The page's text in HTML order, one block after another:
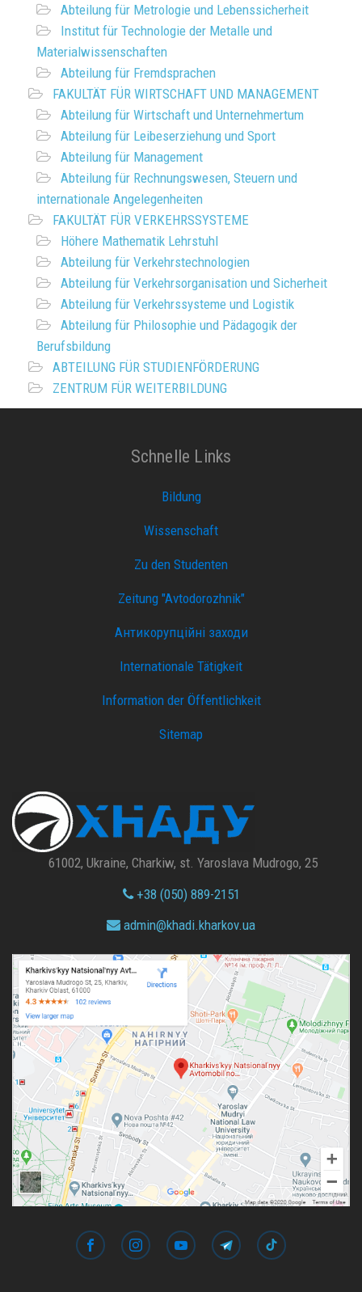
Abteilung für Metrologie und Lebenssicherheit
Institut für Technologie der Metalle und
Materialwissenschaften
Abteilung für Fremdsprachen
FAKULTÄT FÜR WIRTSCHAFT UND MANAGEMENT
Abteilung für Wirtschaft und Unternehmertum
Abteilung für Leibeserziehung und Sport
Abteilung für Management
Abteilung für Rechnungswesen, Steuern und
internationale Angelegenheiten
FAKULTÄT FÜR VERKEHRSSYSTEME
Höhere Mathematik Lehrstuhl
Abteilung für Verkehrstechnologien
Abteilung für Verkehrsorganisation und Sicherheit
Abteilung für Verkehrssysteme und Logistik
Abteilung für Philosophie und Pädagogik der
Berufsbildung
ABTEILUNG FÜR STUDIENFÖRDERUNG
ZENTRUM FÜR WEITERBILDUNG
Schnelle Links
Bildung
Wissenschaft
Zu den Studenten
Zeitung "Avtodorozhnik"
Антикорупційні заходи
Internationale Tätigkeit
Information der Öffentlichkeit
Sitemap
61002, Ukraine, Charkiw, st. Yaroslava Mudrogo, 25
+38 (050) 889-2151
admin@khadi.kharkov.ua